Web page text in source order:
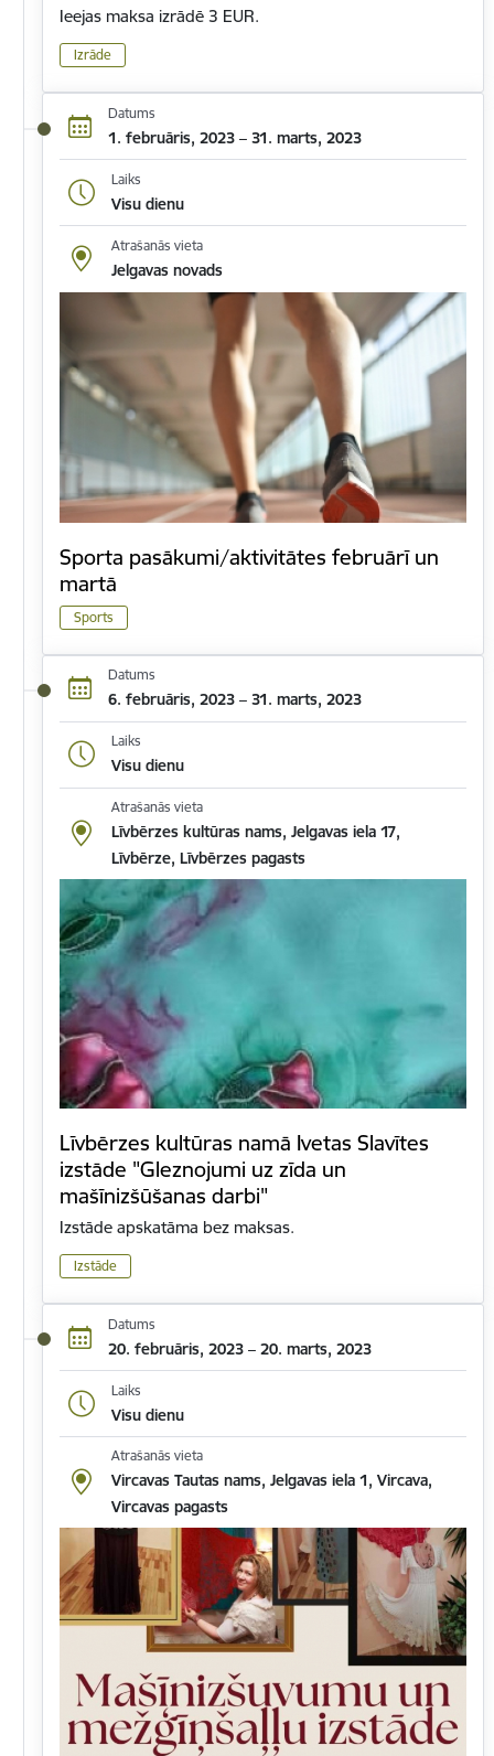
Ieejas maksa izrādē 3 EUR.
Izrāde
Datums
1. februāris, 2023 – 31. marts, 2023
Laiks
Visu dienu
Atrašanās vieta
Jelgavas novads
Sporta pasākumi/aktivitātes februārī un
martā
Sports
Datums
6. februāris, 2023 – 31. marts, 2023
Laiks
Visu dienu
Atrašanās vieta
Līvbērzes kultūras nams, Jelgavas iela 17,
Līvbērze, Līvbērzes pagasts
Līvbērzes kultūras namā Ivetas Slavītes
izstāde "Gleznojumi uz zīda un
mašīnizšūšanas darbi"
Izstāde apskatāma bez maksas.
Izstāde
Datums
20. februāris, 2023 – 20. marts, 2023
Laiks
Visu dienu
Atrašanās vieta
Vircavas Tautas nams, Jelgavas iela 1, Vircava,
Vircavas pagasts